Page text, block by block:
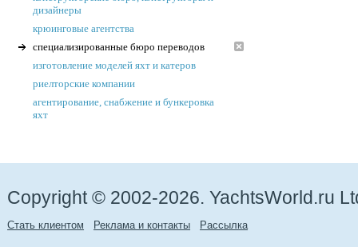
дизайнеры
крюинговые агентства
специализированные бюро переводов
изготовление моделей яхт и катеров
риелторские компании
агентирование, снабжение и бункеровка
яхт
Copyright © 2002-2026. YachtsWorld.ru
Стать клиентом Реклама и контакты Рассылка